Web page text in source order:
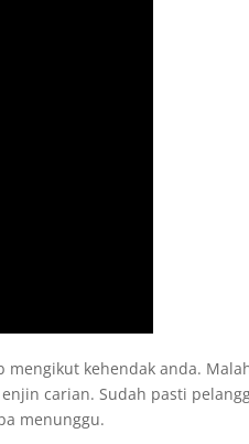
kehendak anda.
carian. Sudah pasti
menunggu.